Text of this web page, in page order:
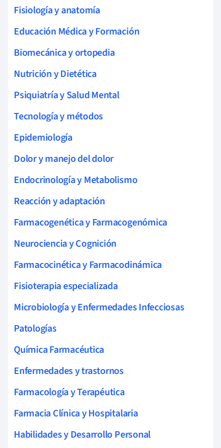
Fisiología y anatomía
Educación Médica y Formación
Biomecánica y ortopedia
Nutrición y Dietética
Psiquiatría y Salud Mental
Tecnología y métodos
Epidemiología
Dolor y manejo del dolor
Endocrinología y Metabolismo
Reacción y adaptación
Farmacogenética y Farmacogenómica
Neurociencia y Cognición
Farmacocinética y Farmacodinámica
Fisioterapia especializada
Microbiología y Enfermedades Infecciosas
Patologías
Química Farmacéutica
Enfermedades y trastornos
Farmacología y Terapéutica
Farmacia Clínica y Hospitalaria
Habilidades y Desarrollo Personal